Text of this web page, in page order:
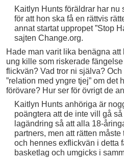
Kaitlyn Hunts föräldrar har nu
för att hon ska få en rättvis
annat startat uppropet ”Stop
sajten Change.org.
Hade man varit lika benägna
ung kille som riskerade
flickvän? Vad tror ni själva?
”relation med yngre tjej” om det
förövare? Hur ser för övrigt de
Kaitlyn Hunts anhöriga är
poängtera att de inte vill gå
lagändring så att alla 18-
partners, men att rätten
och hennes exflickvän i detta
basketlag och umgicks i